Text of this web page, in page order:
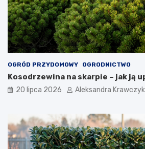
OGRÓD PRZYDOMOWY OGRODNICTWO
Kosodrzewina na skarpie – jak ją
20 lipca 2026 Aleksandra Krawczyk